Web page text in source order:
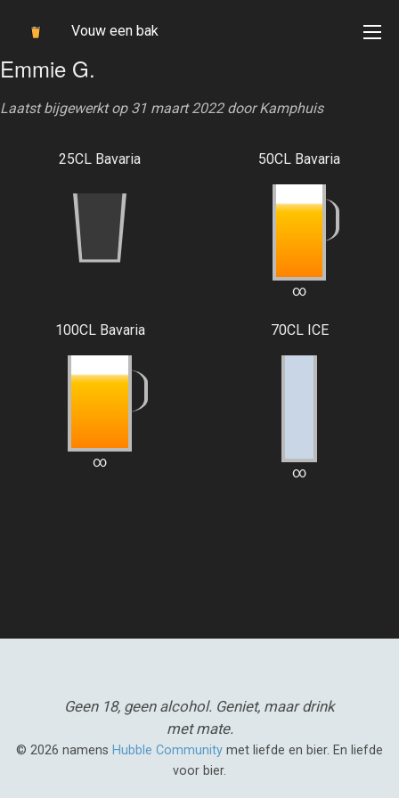
Vouw een bak
Emmie G.
Laatst bijgewerkt op 31 maart 2022 doorKamphuis
25CL Bavaria 50CL Bavaria
∞
100CL Bavaria
∞
70CL ICE
∞
Geen 18, geen alcohol. Geniet, maar drink
met mate.
© 2026 namens Hubble Community met liefde en bier. En liefde
voor bier.